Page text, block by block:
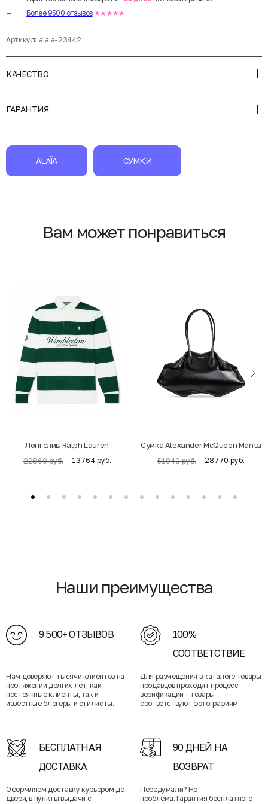
Более 9500 отзывов ★★★★★
Артикул: alaia-23442
КАЧЕСТВО
ГАРАНТИЯ
ALAÏA СУМКИ
Вам может понравиться
Лонгслив Ralph Lauren
22860 руб. 13764 руб.
Cумка Alexander McQueen Manta
51940 руб. 28770 руб.
Наши преимущества
9 500+ ОТЗЫВОВ
Нам доверяют тысячи клиентов на
протяжении долгих лет, как
постоянные клиенты, так и
известные блогеры и стилисты.
100%
СООТВЕТСТВИЕ
Для размещения в каталоге товары
продавцов проходят процесс
верификации - товары
соответствуют фотографиям.
БЕСПЛАТНАЯ
ДОСТАВКА
Оформляем доставку курьером до
двери, в пункты выдачи с
90 ДНЕЙ НА
ВОЗВРАТ
Передумали? Не
проблема. Гарантия бесплатного